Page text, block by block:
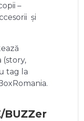
–
și
(story,
tag la
BUZZer